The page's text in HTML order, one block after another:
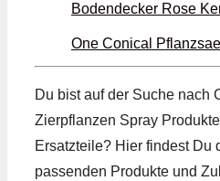
Bodendecker Rose
One Conical
Du bist auf der Suche nach
Zierpflanzen Spray
Ersatzteile? Hier findest Du
passenden Produkte und